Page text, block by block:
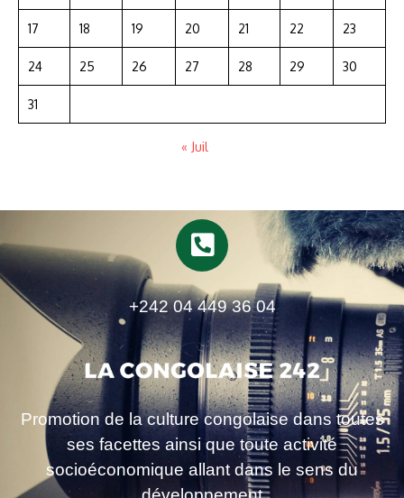
17 18 19 20 21 22 23
24 25 26 27 28 29 30
31
« Juil
+242 04 449 36 04
Promotion de la culture congolaise dans toutes
ses facettes ainsi que toute activité
socioéconomique allant dans le sens du